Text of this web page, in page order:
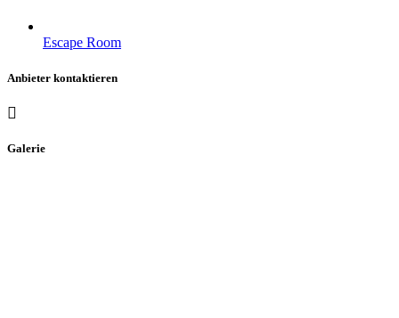
Escape Room
Anbieter kontaktieren
Galerie